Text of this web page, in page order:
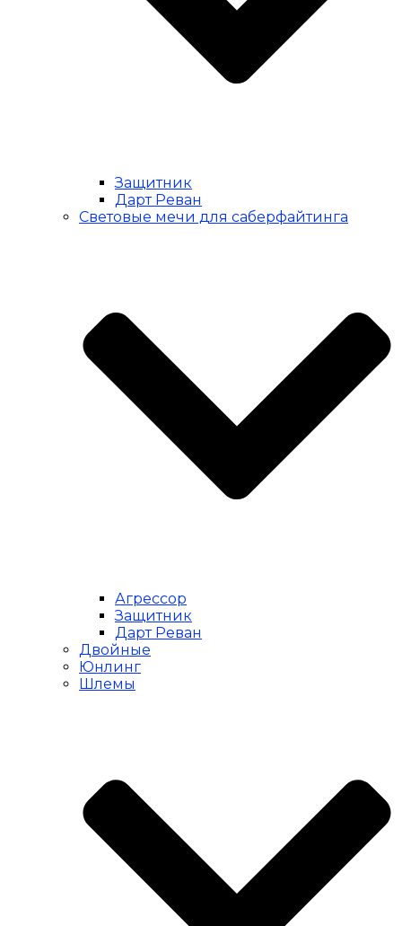
Защитник
Дарт Реван
Световые мечи для саберфайтинга
Агрессор
Защитник
Дарт Реван
Двойные
Юнлинг
Шлемы